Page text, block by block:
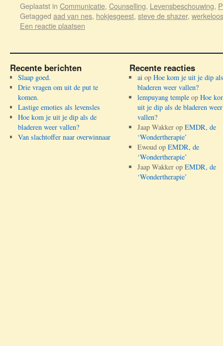
Geplaatst in Communicatie, Counselling, Levensbeschouwing,
Getagged aad van nes, hokjesgeest, steve de shazer, werkeloos
Een reactie plaatsen
Recente berichten
Slaap goed.
Drie vragen om uit de put te
komen.
Lastige emoties als levensles
Hoe kom je uit je dip als de
bladeren weer vallen?
Van slachtoffer naar overwinnaar
Recente reacties
aiop Hoe kom je uit je dip
bladeren weer vallen?
lempuyang templeop Hoe
uit je dip als de bladeren weer
vallen?
Jaap Wakkerop EMDR, de
‘Wondertherapie’
Ewoudop EMDR, de
‘Wondertherapie’
Jaap Wakkerop EMDR, de
‘Wondertherapie’